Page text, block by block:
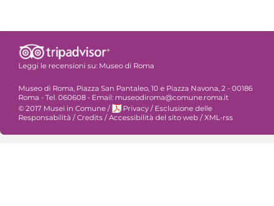
Leggi le recensioni su: Museo di Roma
Museo di Roma, Piazza San Pantaleo, 10 e Piazza Navona, 2 - 00186
Roma - Tel. 060608 - Email: museodiroma@comune.roma.it
© 2017 Musei in Comune / Privacy / Esclusione delle
Responsabilità / Credits / Accessibilità del sito web / XML-rss